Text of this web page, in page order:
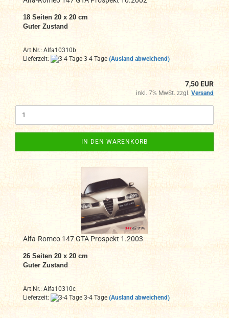
18 Seiten 20 x 20 cm
Guter Zustand
Art.Nr.: Alfa10310b
Lieferzeit:
3-4 Tage (Ausland abweichend)
7,50 EUR
inkl. 7% MwSt. zzgl. Versand
IN DEN WARENKORB
Alfa-Romeo 147 GTA Prospekt 1.2003
26 Seiten 20 x 20 cm
Guter Zustand
Art.Nr.: Alfa10310c
Lieferzeit:
3-4 Tage (Ausland abweichend)